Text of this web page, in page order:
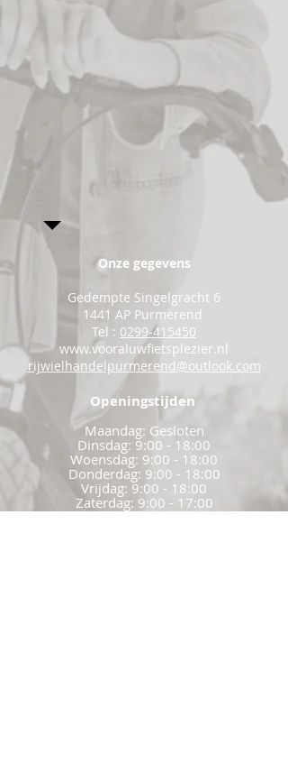
Onze gegevens
Gedempte Singelgracht 6
1441 AP Purmerend
Tel : 0299-415450
www.vooraluwfietsplezier.nl
rijwielhandelpurmerend@outlook.com
Openingstijden
Maandag: Gesloten
Dinsdag: 9:00 - 18:00
Woensdag: 9:00 - 18:00
Donderdag: 9:00 - 18:00
Vrijdag: 9:00 - 18:00
Zaterdag: 9:00 - 17:00
Zondag: Gesloten